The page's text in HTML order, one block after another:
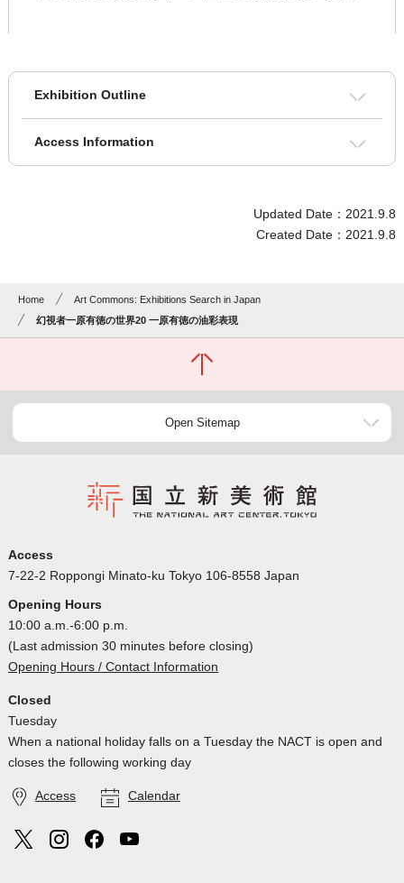
Exhibition Outline
Access Information
Updated Date：2021.9.8
Created Date：2021.9.8
Home
Art Commons: Exhibitions Search in Japan
幻視者一原有徳の世界20 一原有徳の油彩表現
Open Sitemap
Access
7-22-2 Roppongi Minato-ku Tokyo 106-8558 Japan
Opening Hours
10:00 a.m.-6:00 p.m.
(Last admission 30 minutes before closing)
Opening Hours / Contact Information
Closed
Tuesday
When a national holiday falls on a Tuesday the NACT is open and
closes the following working day
Access Calendar